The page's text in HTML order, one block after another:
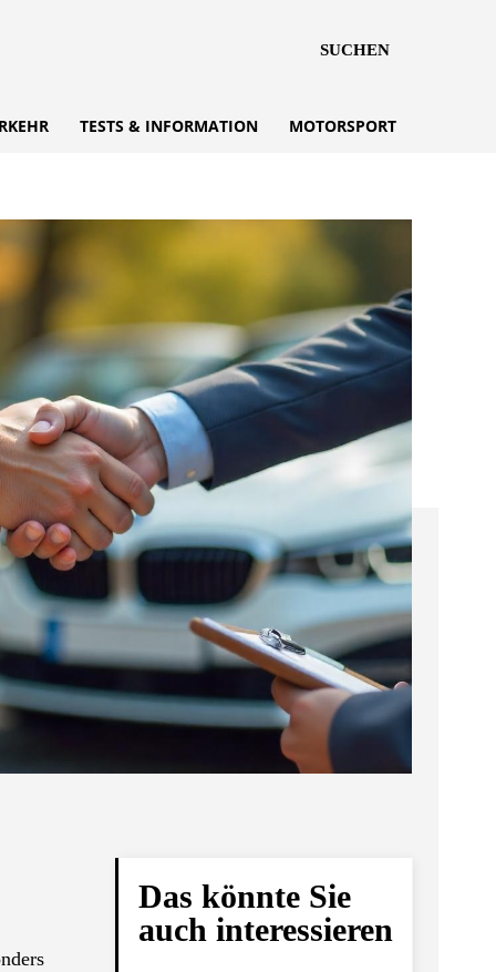
SUCHEN
TESTS & INFORMATION MOTORSPORT
Das könnte Sie
auch interessieren